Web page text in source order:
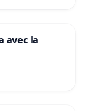
avec la